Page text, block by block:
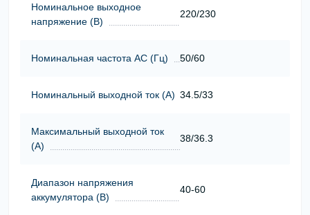
Номинальное выходное
напряжение (В)
220/230
Номинальная частота АС (Гц) 50/60
Номинальный выходной ток (А) 34.5/33
Максимальный выходной ток
(А)
38/36.3
Диапазон напряжения
аккумулятора (В)
40-60